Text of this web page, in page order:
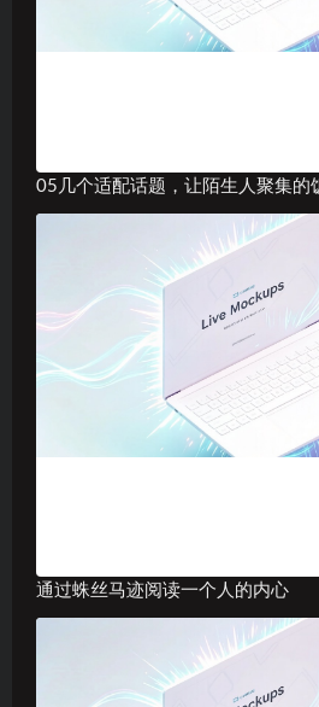
05几个适配话题，让陌生人聚集的
通过蛛丝马迹阅读一个人的内心